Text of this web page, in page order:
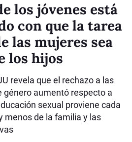
los jóvenes está
con que la tarea
las mujeres sea
los hijos
revela que el rechazo a las
género aumentó respecto a
sexual proviene cada
menos de la familia y las